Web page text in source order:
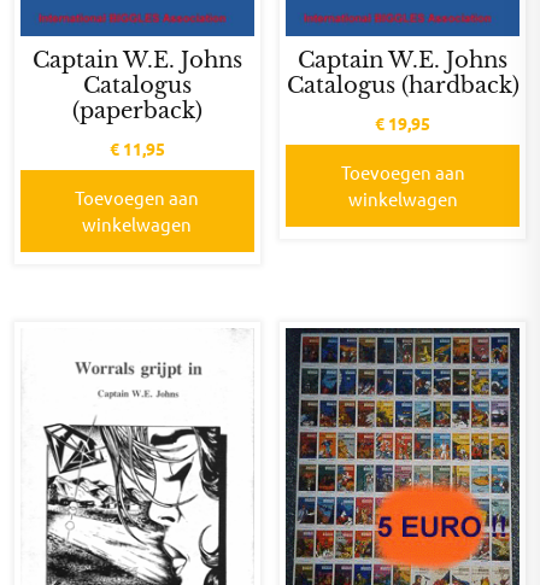
Captain W.E. Johns
Catalogus
(paperback)
€11,95
Toevoegen aan
winkelwagen
Captain W.E. Johns
Catalogus (hardback)
€ 19,95
Toevoegen aan
winkelwagen